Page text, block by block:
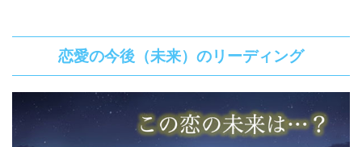
恋愛の今後（未来）のリーディング